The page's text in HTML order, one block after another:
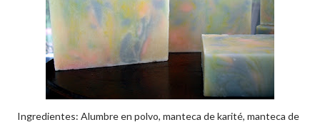
Ingredientes: Alumbre en polvo, manteca de karité, manteca de